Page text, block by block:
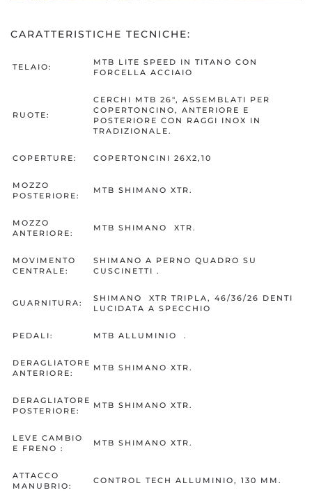
CARATTERISTICHE TECNICHE:
TELAIO:
MTB LITE SPEED IN TITANO CON
FORCELLA ACCIAIO
RUOTE:
CERCHI MTB 26″, ASSEMBLATI PER
COPERTONCINO, ANTERIORE E
POSTERIORE CON RAGGI INOX IN
TRADIZIONALE.
COPERTURE: COPERTONCINI 26X2,10
MOZZO
POSTERIORE:
MTB SHIMANO XTR.
MOZZO
ANTERIORE:
MTB SHIMANO XTR.
MOVIMENTO
CENTRALE:
SHIMANO A PERNO QUADRO SU
CUSCINETTI .
GUARNITURA:
SHIMANO XTR TRIPLA, 46/36/26 DENTI
LUCIDATA A SPECCHIO
PEDALI: MTB ALLUMINIO .
DERAGLIATORE
ANTERIORE:
MTB SHIMANO XTR.
DERAGLIATORE
POSTERIORE:
MTB SHIMANO XTR.
LEVE CAMBIO
E FRENO :
MTB SHIMANO XTR.
ATTACCO
MANUBRIO:
CONTROL TECH ALLUMINIO, 130 MM.